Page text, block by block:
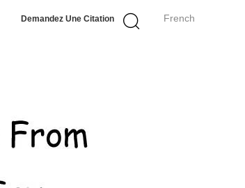
French
Demandez Une Citation